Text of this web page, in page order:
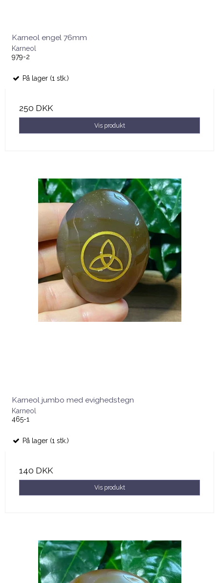
Karneol engel 76mm
Karneol
979-2
På lager (1 stk.)
250 DKK
Vis produkt
Karneol jumbo med evighedstegn
Karneol
465-1
På lager (1 stk.)
140 DKK
Vis produkt